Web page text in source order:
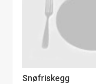
Snøfriskegg